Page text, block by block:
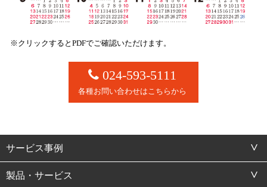
※クリックするとPDFでご確認いただけます。
024-593-5111
各種お問い合わせはこちらから
サービス事例
製品・サービス